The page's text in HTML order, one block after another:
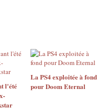
l'été
La PS4 exploitée à fond
pour Doom Eternal